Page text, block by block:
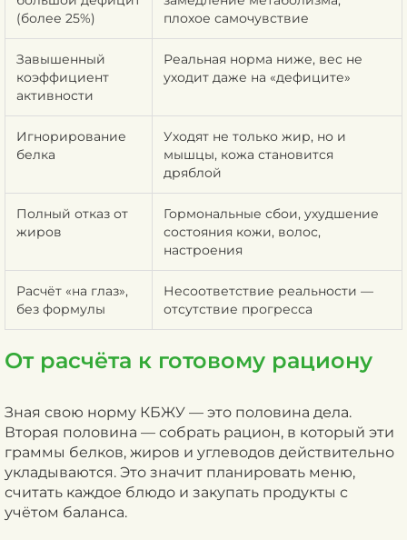
(более 25%)
плохое самочувствие
Завышенный
коэффициент
активности
Реальная норма ниже, вес не
уходит даже на «дефиците»
Игнорирование
белка
Уходят не только жир, но и
мышцы, кожа становится
дряблой
Полный отказ от
жиров
Гормональные сбои, ухудшение
состояния кожи, волос,
настроения
Расчёт «на глаз»,
без формулы
Несоответствие реальности —
отсутствие прогресса
От расчёта к готовому рациону
Зная свою норму КБЖУ — это половина дела.
Вторая половина — собрать рацион, в который эти
граммы белков, жиров и углеводов действительно
укладываются. Это значит планировать меню,
считать каждое блюдо и закупать продукты с
учётом баланса.